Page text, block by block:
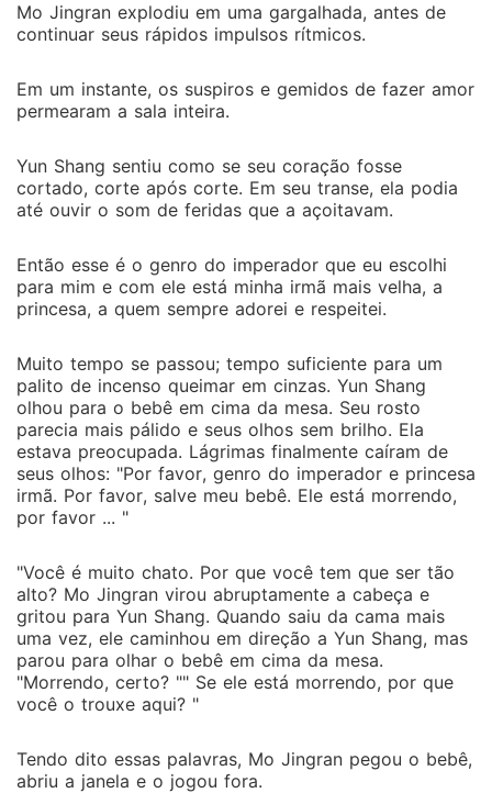
Mo Jingran explodiu em uma gargalhada, antes de
continuar seus rápidos impulsos rítmicos.
Em um instante, os suspiros e gemidos de fazer amor
permearam a sala inteira.
Yun Shang sentiu como se seu coração fosse
cortado, corte após corte. Em seu transe, ela podia
até ouvir o som de feridas que a açoitavam.
Então esse é o genro do imperador que eu escolhi
para mim e com ele está minha irmã mais velha, a
princesa, a quem sempre adorei e respeitei.
Muito tempo se passou; tempo suficiente para um
palito de incenso queimar em cinzas. Yun Shang
olhou para o bebê em cima da mesa. Seu rosto
parecia mais pálido e seus olhos sem brilho. Ela
estava preocupada. Lágrimas finalmente caíram de
seus olhos: "Por favor, genro do imperador e princesa
irmã. Por favor, salve meu bebê. Ele está morrendo,
por favor ... "
"Você é muito chato. Por que você tem que ser tão
alto? Mo Jingran virou abruptamente a cabeça e
gritou para Yun Shang. Quando saiu da cama mais
uma vez, ele caminhou em direção a Yun Shang, mas
parou para olhar o bebê em cima da mesa.
"Morrendo, certo? "" Se ele está morrendo, por que
você o trouxe aqui? "
Tendo dito essas palavras, Mo Jingran pegou o bebê,
abriu a janela e o jogou fora.